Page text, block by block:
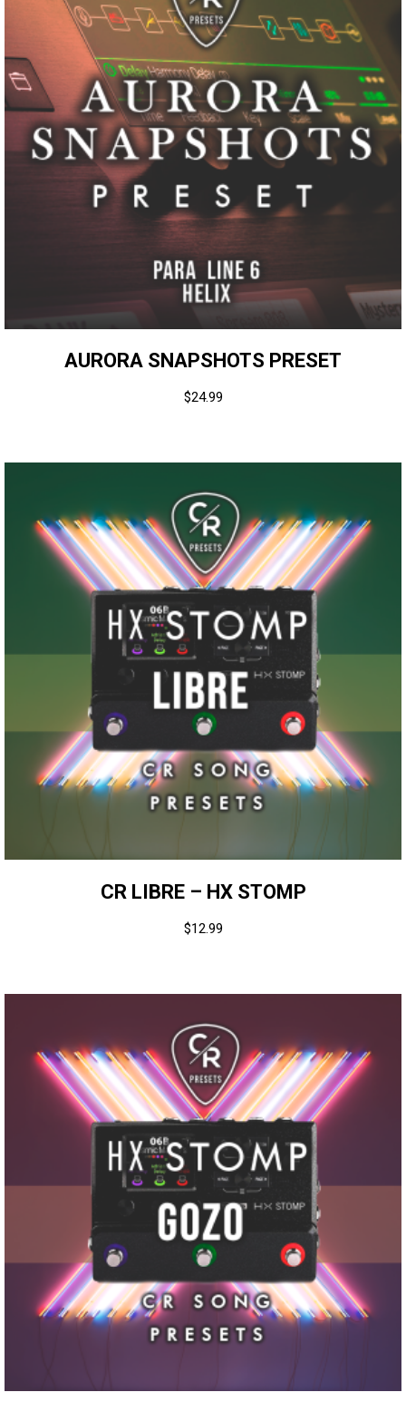
AURORA SNAPSHOTS PRESET
$24.99
CR LIBRE – HX STOMP
$12.99